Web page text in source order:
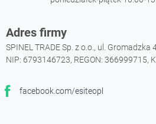
Adres firmy
SPINEL TRADE Sp. z o.o., ul.
NIP: 6793146723, REGON: 366999715,
facebook.com/esiteopl
Facebook